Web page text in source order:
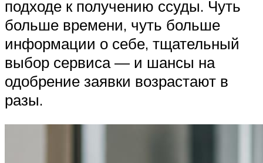
подходе к получению ссуды. Чуть
больше времени, чуть больше
информации о себе, тщательный
выбор сервиса — и шансы на
одобрение заявки возрастают в
разы.